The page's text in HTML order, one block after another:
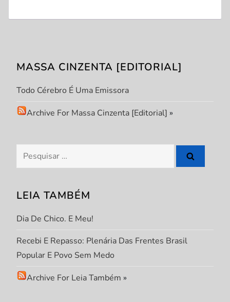
MASSA CINZENTA [EDITORIAL]
Todo Cérebro É Uma Emissora
Archive For Massa Cinzenta [Editorial] »
Pesquisar
por:
LEIA TAMBÉM
Dia De Chico. E Meu!
Recebi E Repasso: Plenária Das Frentes Brasil
Popular E Povo Sem Medo
Archive For Leia Também »